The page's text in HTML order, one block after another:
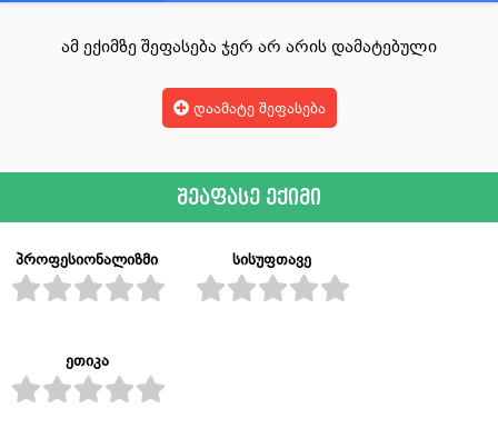
ამ ექიმზე შეფასება ჯერ არ არის დამატებული
დაამატე შეფასება
შეაფასე ექიმი
პროფესიონალიზმი სისუფთავე
ეთიკა